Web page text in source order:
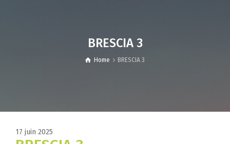
BRESCIA 3
Home BRESCIA 3
17 juin 2025